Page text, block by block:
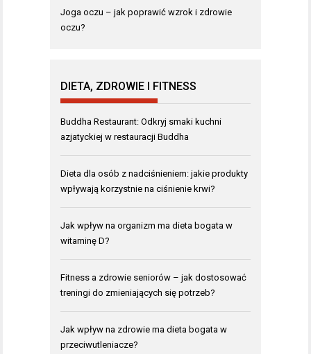
Joga oczu – jak poprawić wzrok i zdrowie
oczu?
DIETA, ZDROWIE I FITNESS
Buddha Restaurant: Odkryj smaki kuchni
azjatyckiej w restauracji Buddha
Dieta dla osób z nadciśnieniem: jakie produkty
wpływają korzystnie na ciśnienie krwi?
Jak wpływ na organizm ma dieta bogata w
witaminę D?
Fitness a zdrowie seniorów – jak dostosować
treningi do zmieniających się potrzeb?
Jak wpływ na zdrowie ma dieta bogata w
przeciwutleniacze?